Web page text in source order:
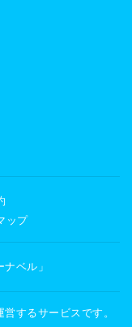
ップ
ベル」
するサービスです。